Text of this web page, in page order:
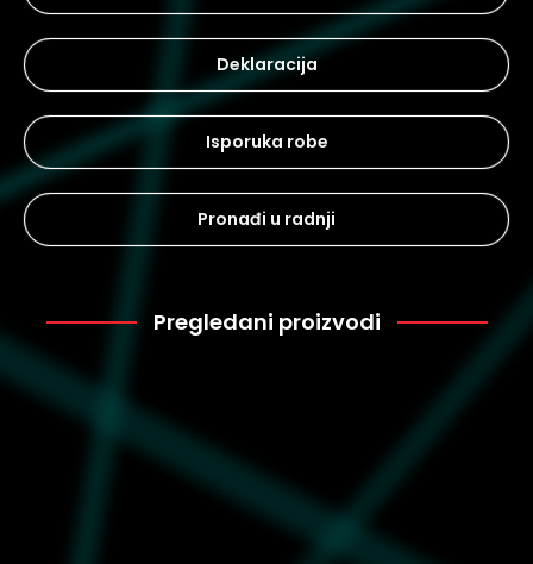
Deklaracija
Isporuka robe
Pronađi u radnji
Pregledani proizvodi